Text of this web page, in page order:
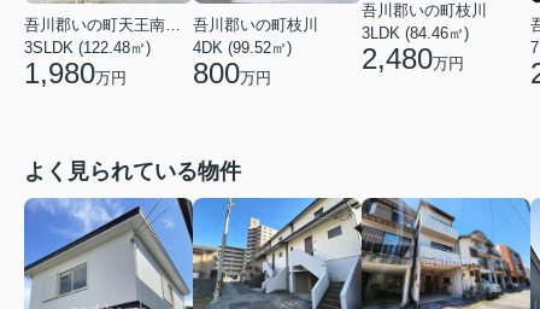
吾川郡いの町天王南４丁目
3SLDK (122.48㎡)
1,980万円
吾川郡いの町枝川
4DK (99.52㎡)
800万円
吾川郡いの町枝川
3LDK (84.46㎡)
2,480万円
よく見られている物件